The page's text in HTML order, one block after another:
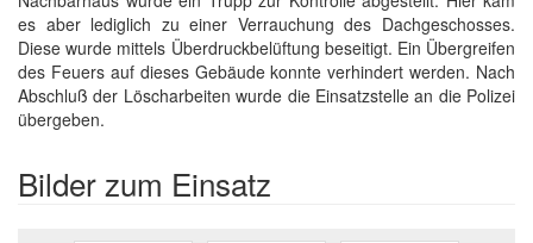
es aber lediglich zu einer Verrauchung des Dachgeschosses.
Diese wurde mittels Überdruckbelüftung beseitigt. Ein Übergreifen
des Feuers auf dieses Gebäude konnte verhindert werden. Nach
Abschluß der Löscharbeiten wurde die Einsatzstelle an die Polizei
übergeben.
Bilder zum Einsatz